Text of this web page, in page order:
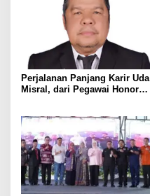
Perjalanan Panjang Karir Uda
Misral, dari Pegawai Honorer
Eselon III